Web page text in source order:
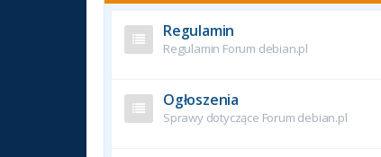
Regulamin
Regulamin Forum debian.pl
Ogłoszenia
Sprawy dotyczące Forum debian.pl